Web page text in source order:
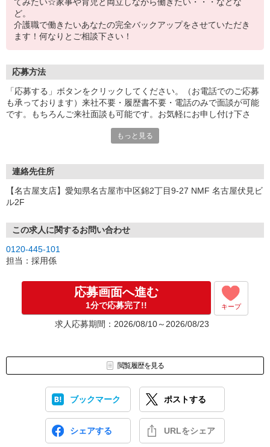
ど。
介護職で働きたいあなたの完全バックアップをさせていただき
ます！何なりとご相談下さい！
応募方法
「応募する」ボタンをクリックしてください。（お電話でのご応募
も承っております）来社不要・履歴書不要・電話のみで面談が可能
です。もちろんご来社面談も可能です。お気軽にお申し付け下さ
もっと見る
連絡先住所
【名古屋支店】愛知県名古屋市中区錦2丁目9-27 NMF 名古屋伏見ビ
ル2F
この求人に関するお問い合わせ
0120-445-101
担当：採用係
応募画面へ進む
1分で応募完了!! キープ
求人応募期間：2026/08/10～2026/08/23
閲覧履歴を見る
ブックマーク ポストする
シェアする URLをシェア